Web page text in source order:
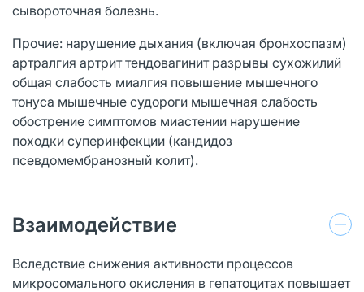
сывороточная болезнь.
Прочие: нарушение дыхания (включая бронхоспазм)
артралгия артрит тендовагинит разрывы сухожилий
общая слабость миалгия повышение мышечного
тонуса мышечные судороги мышечная слабость
обострение симптомов миастении нарушение
походки суперинфекции (кандидоз
псевдомембранозный колит).
Взаимодействие
Вследствие снижения активности процессов
микросомального окисления в гепатоцитах повышает